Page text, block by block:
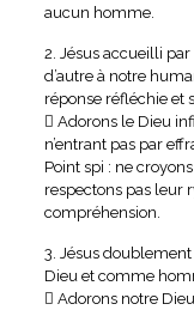
aucun homme.
2. Jésus accueilli
d’autre à notre
réponse réfléchie et
 Adorons le Dieu
n’entrant pas par
Point spi : ne
respectons pas leur
compréhension.
3. Jésus
Dieu et comme
 Adorons notre